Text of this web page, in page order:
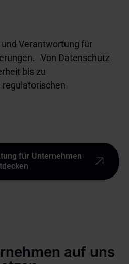
Verantwortung für
Von Datenschutz
bis zu
für Unternehmen
auf uns